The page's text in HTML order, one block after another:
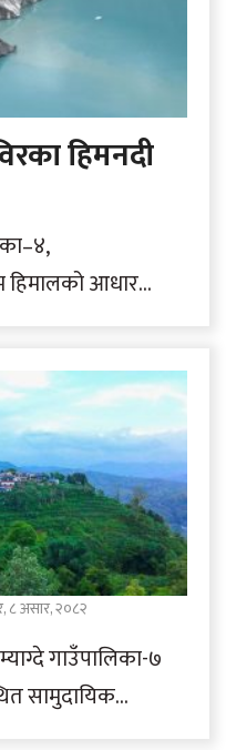
हिमनदी
हिमालको आधार
८ असार, २०८२
गाउँपालिका-७
सामुदायिक